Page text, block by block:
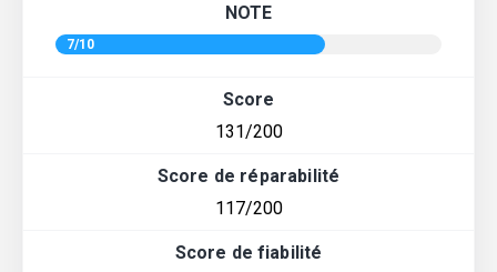
NOTE
7/10
Score
131/200
Score de réparabilité
117/200
Score de fiabilité